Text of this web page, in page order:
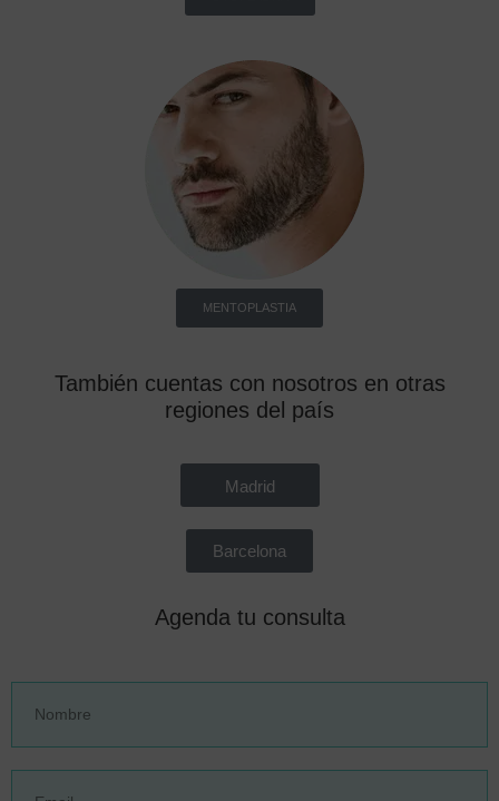
MENTOPLASTIA
También cuentas con nosotros en otras
regiones del país
Madrid
Barcelona
Agenda tu consulta